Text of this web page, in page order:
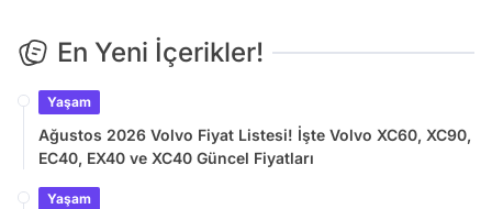
En Yeni İçerikler!
Yaşam
Ağustos 2026 Volvo Fiyat Listesi! İşte Volvo XC60, XC90,
EC40, EX40 ve XC40 Güncel Fiyatları
Yaşam